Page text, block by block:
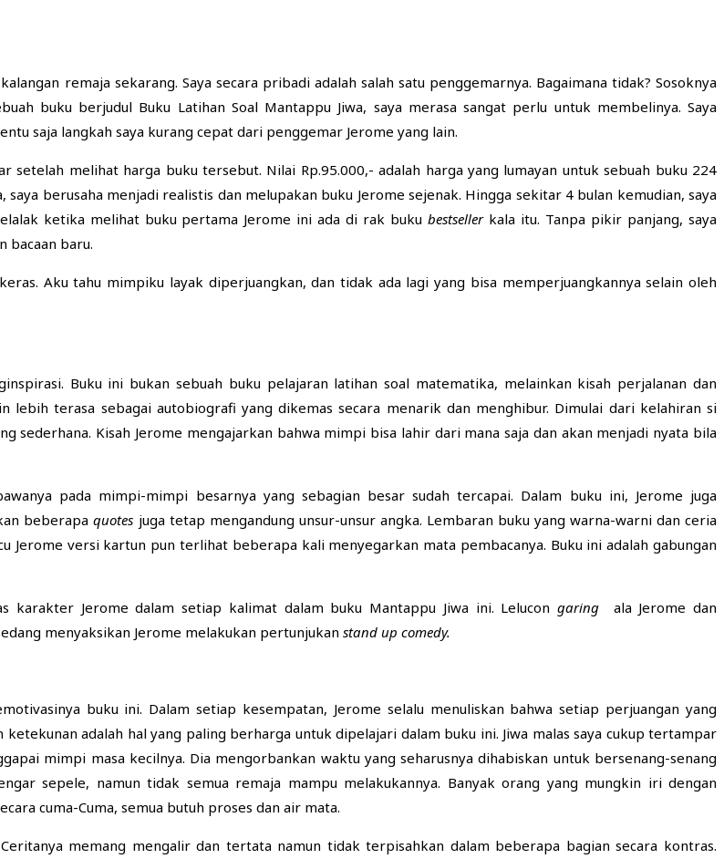
remaja sekarang. Saya secara pribadi adalah salah satu penggemarnya. Bagaimana tidak? Sosoknya
buku berjudul Buku Latihan Soal Mantappu Jiwa, saya merasa sangat perlu untuk membelinya. Saya
saja langkah saya kurang cepat dari penggemar Jerome yang lain.
setelah melihat harga buku tersebut. Nilai Rp.95.000,- adalah harga yang lumayan untuk sebuah buku 224
berusaha menjadi realistis dan melupakan buku Jerome sejenak. Hingga sekitar 4 bulan kemudian, saya
ketika melihat buku pertama Jerome ini ada di rak bukubestseller kala itu. Tanpa pikir panjang, saya
bacaan baru.
Aku tahu mimpiku layak diperjuangkan, dan tidak ada lagi yang bisa memperjuangkannya selain oleh
Buku ini bukan sebuah buku pelajaran latihan soal matematika, melainkan kisah perjalanan dan
lebih terasa sebagai autobiografi yang dikemas secara menarik dan menghibur. Dimulai dari kelahiran si
sederhana. Kisah Jerome mengajarkan bahwa mimpi bisa lahir dari mana saja dan akan menjadi nyata bila
pada mimpi-mimpi besarnya yang sebagian besar sudah tercapai. Dalam buku ini, Jerome juga
beberapaquotes juga tetap mengandung unsur-unsur angka. Lembaran buku yang warna-warni dan ceria
Jerome versi kartun pun terlihat beberapa kali menyegarkan mata pembacanya. Buku ini adalah gabungan
karakter Jerome dalam setiap kalimat dalam buku Mantappu Jiwa ini. Lelucon garing
ala Jerome dan
menyaksikan Jerome melakukan pertunjukan stand up comedy.
buku ini. Dalam setiap kesempatan, Jerome selalu menuliskan bahwa setiap perjuangan yang
adalah hal yang paling berharga untuk dipelajari dalam buku ini. Jiwa malas saya cukup tertampar
mimpi masa kecilnya. Dia mengorbankan waktu yang seharusnya dihabiskan untuk bersenang-senang
sepele, namun tidak semua remaja mampu melakukannya. Banyak orang yang mungkin iri dengan
cuma-Cuma, semua butuh proses dan air mata.
memang mengalir dan tertata namun tidak terpisahkan dalam beberapa bagian secara kontras.